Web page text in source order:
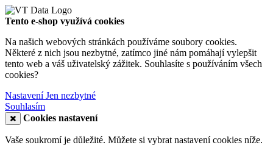
Tento e-shop využívá cookies
Na našich webových stránkách používáme soubory cookies.
Některé z nich jsou nezbytné, zatímco jiné nám pomáhají vylepšit
tento web a váš uživatelský zážitek. Souhlasíte s používáním všech
cookies?
NastaveníJen nezbytné
Souhlasím
Cookies nastavení
Vaše soukromí je důležité. Můžete si vybrat nastavení cookies níže.